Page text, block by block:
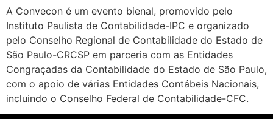
A Convecon é um evento bienal, promovido pelo
Instituto Paulista de Contabilidade-IPC e organizado
pelo Conselho Regional de Contabilidade do Estado de
São Paulo-CRCSP em parceria com as Entidades
Congraçadas da Contabilidade do Estado de São Paulo,
com o apoio de várias Entidades Contábeis Nacionais,
incluindo o Conselho Federal de Contabilidade-CFC.